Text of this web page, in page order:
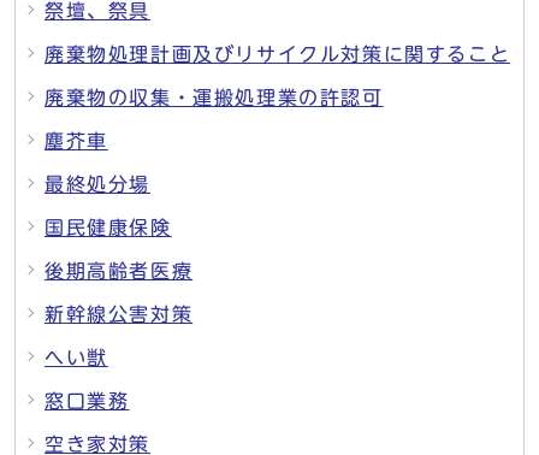
祭壇、祭具
廃棄物処理計画及びリサイクル対策に関すること
廃棄物の収集・運搬処理業の許認可
塵芥車
最終処分場
国民健康保険
後期高齢者医療
新幹線公害対策
へい獣
窓口業務
空き家対策